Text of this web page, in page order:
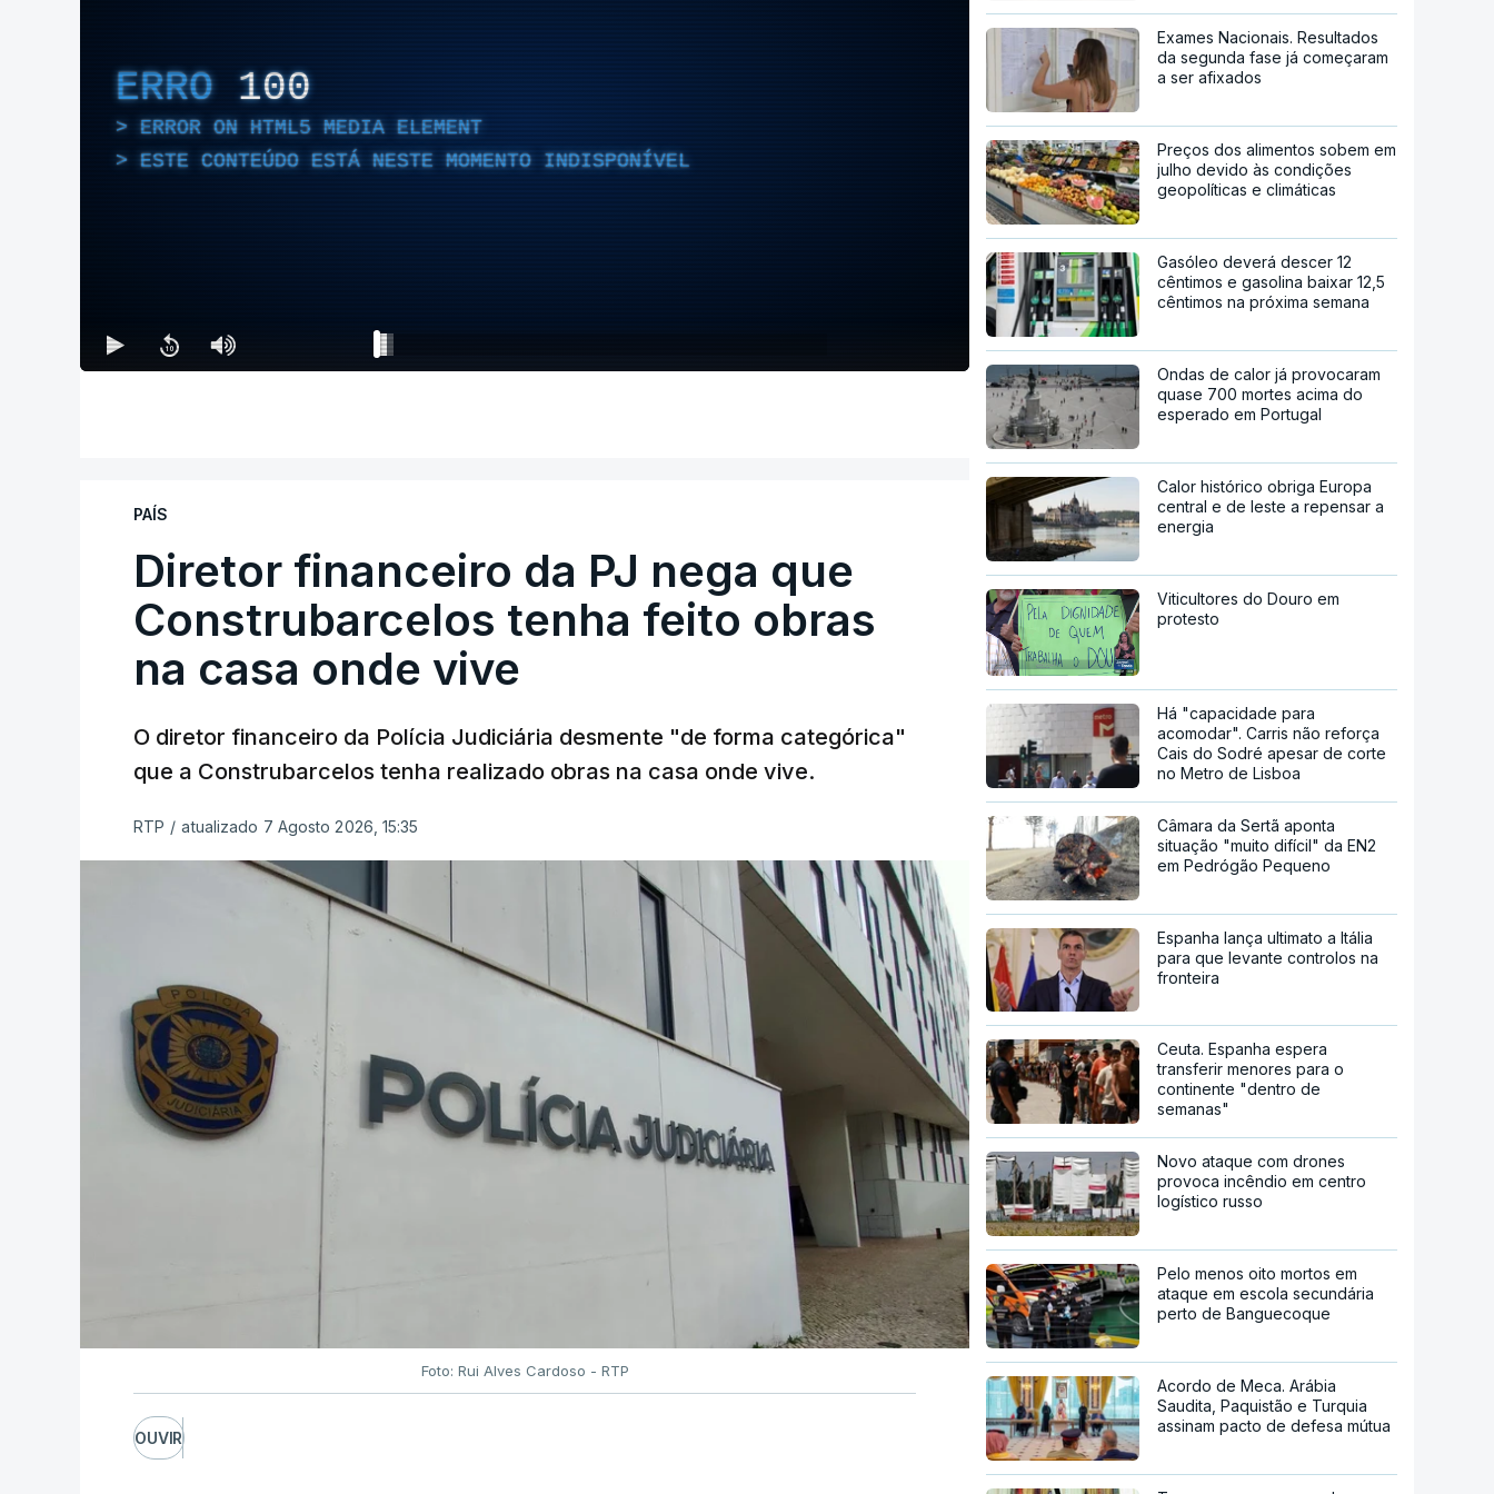
ERRO 100
ERROR ON HTML5 MEDIA ELEMENT
ESTE CONTEÚDO ESTÁ NESTE MOMENTO INDISPONÍVEL
PAÍS
Diretor financeiro da PJ nega que
Construbarcelos tenha feito obras
na casa onde vive
O diretor financeiro da Polícia Judiciária desmente "de forma categórica"
que a Construbarcelos tenha realizado obras na casa onde vive.
RTP / atualizado 7 Agosto 2026, 15:35
Foto: Rui Alves Cardoso - RTP
OUVIR
Exames Nacionais. Resultados
da segunda fase já começaram
a ser afixados
Preços dos alimentos sobem em
julho devido às condições
geopolíticas e climáticas
Gasóleo deverá descer 12
cêntimos e gasolina baixar 12,5
cêntimos na próxima semana
Ondas de calor já provocaram
quase 700 mortes acima do
esperado em Portugal
Calor histórico obriga Europa
central e de leste a repensar a
energia
Viticultores do Douro em
protesto
Há "capacidade para
acomodar". Carris não reforça
Cais do Sodré apesar de corte
no Metro de Lisboa
Câmara da Sertã aponta
situação "muito difícil" da EN2
em Pedrógão Pequeno
Espanha lança ultimato a Itália
para que levante controlos na
fronteira
Ceuta. Espanha espera
transferir menores para o
continente "dentro de
semanas"
Novo ataque com drones
provoca incêndio em centro
logístico russo
Pelo menos oito mortos em
ataque em escola secundária
perto de Banguecoque
Acordo de Meca. Arábia
Saudita, Paquistão e Turquia
assinam pacto de defesa mútua